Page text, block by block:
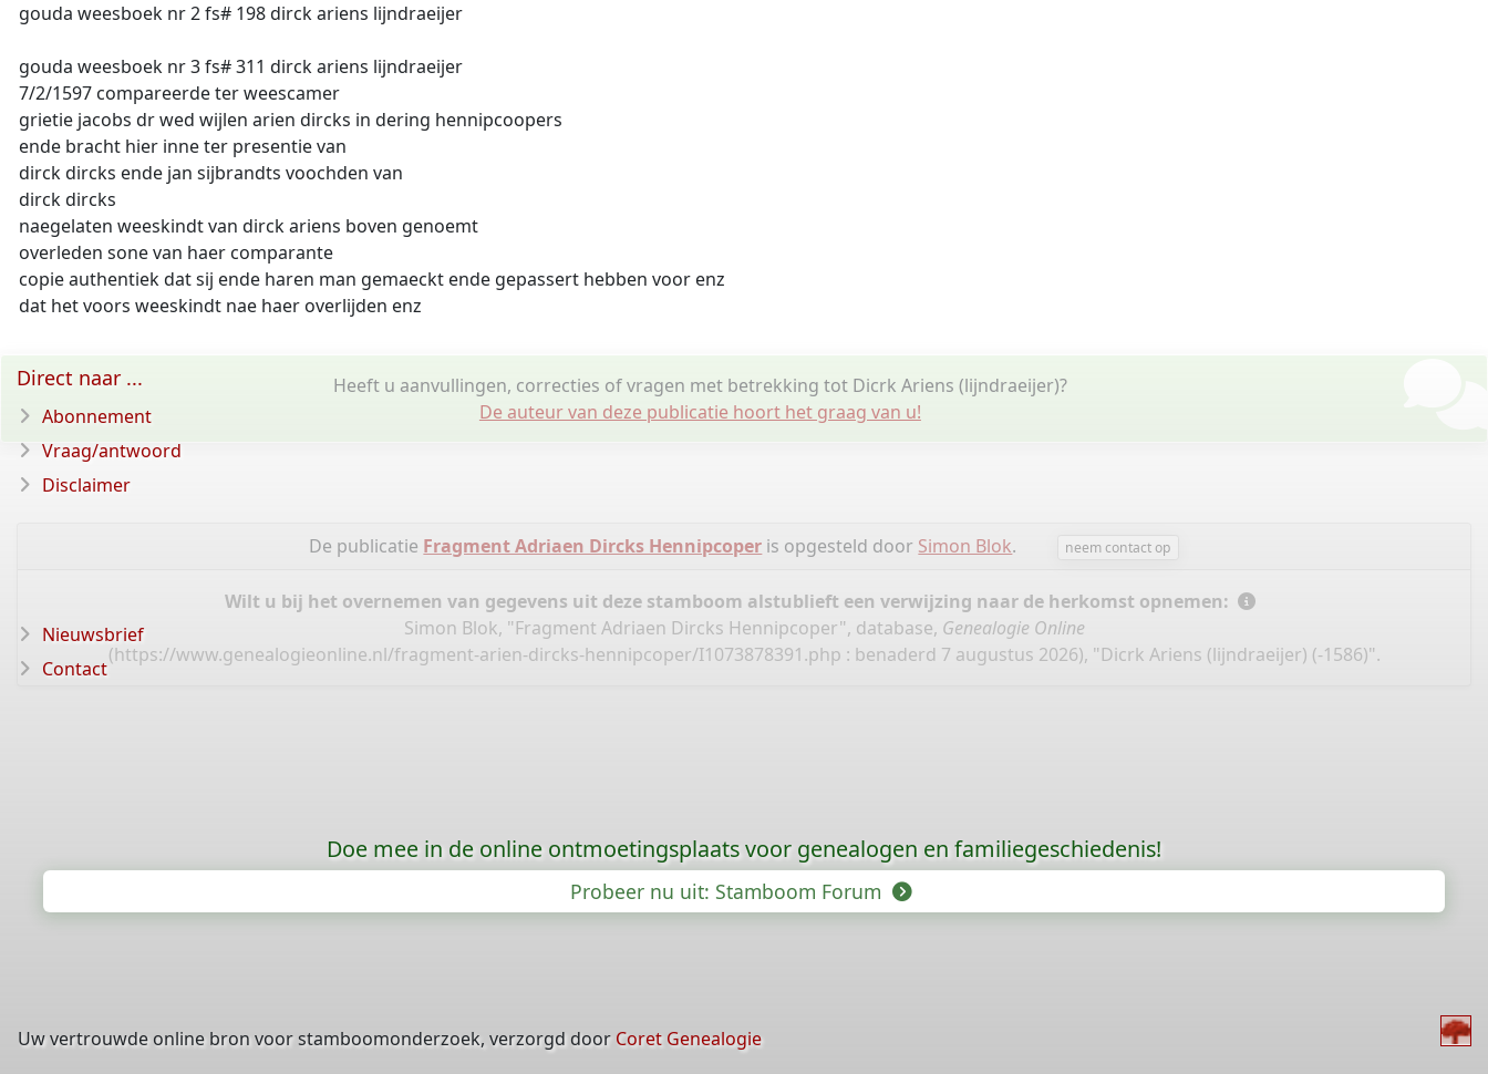
gouda weesboek nr 2 fs# 198 dirck ariens lijndraeijer
gouda weesboek nr 3 fs# 311 dirck ariens lijndraeijer
7/2/1597 compareerde ter weescamer
grietie jacobs dr wed wijlen arien dircks in dering hennipcoopers
ende bracht hier inne ter presentie van
dirck dircks ende jan sijbrandts voochden van
dirck dircks
naegelaten weeskindt van dirck ariens boven genoemt
overleden sone van haer comparante
copie authentiek dat sij ende haren man gemaeckt ende gepassert hebben voor enz
dat het voors weeskindt nae haer overlijden enz
Heeft u aanvullingen, correcties of vragen met betrekking tot Dicrk Ariens (lijndraeijer)?
De auteur van deze publicatie hoort het graag van u!
De publicatie Fragment Adriaen Dircks Hennipcoper is opgesteld door Simon Blok. neem contact op
Wilt u bij het overnemen van gegevens uit deze stamboom alstublieft een verwijzing naar de herkomst opnemen:
Simon Blok, "Fragment Adriaen Dircks Hennipcoper", database, Genealogie Online
(https://www.genealogieonline.nl/fragment-arien-dircks-hennipcoper/I1073878391.php : benaderd 7 augustus 2026), "Dicrk Ariens (lijndraeijer) (-1586)".
Direct naar ...
Abonnement
Vraag/antwoord
Disclaimer
Nieuwsbrief
Contact
Doe mee in de online ontmoetingsplaats voor genealogen en familiegeschiedenis!
Probeer nu uit: Stamboom Forum
Uw vertrouwde online bron voor stamboomonderzoek, verzorgd door Coret Genealogie